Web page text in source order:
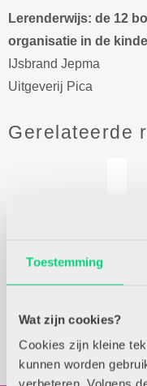
Toestemming
Wat zijn cookies?
Cookies zijn kleine
kunnen worden
Lerenderwijs: de 12
organisatie in de
IJsbrand Jepma
Uitgeverij Pica
Gerelateerde
het